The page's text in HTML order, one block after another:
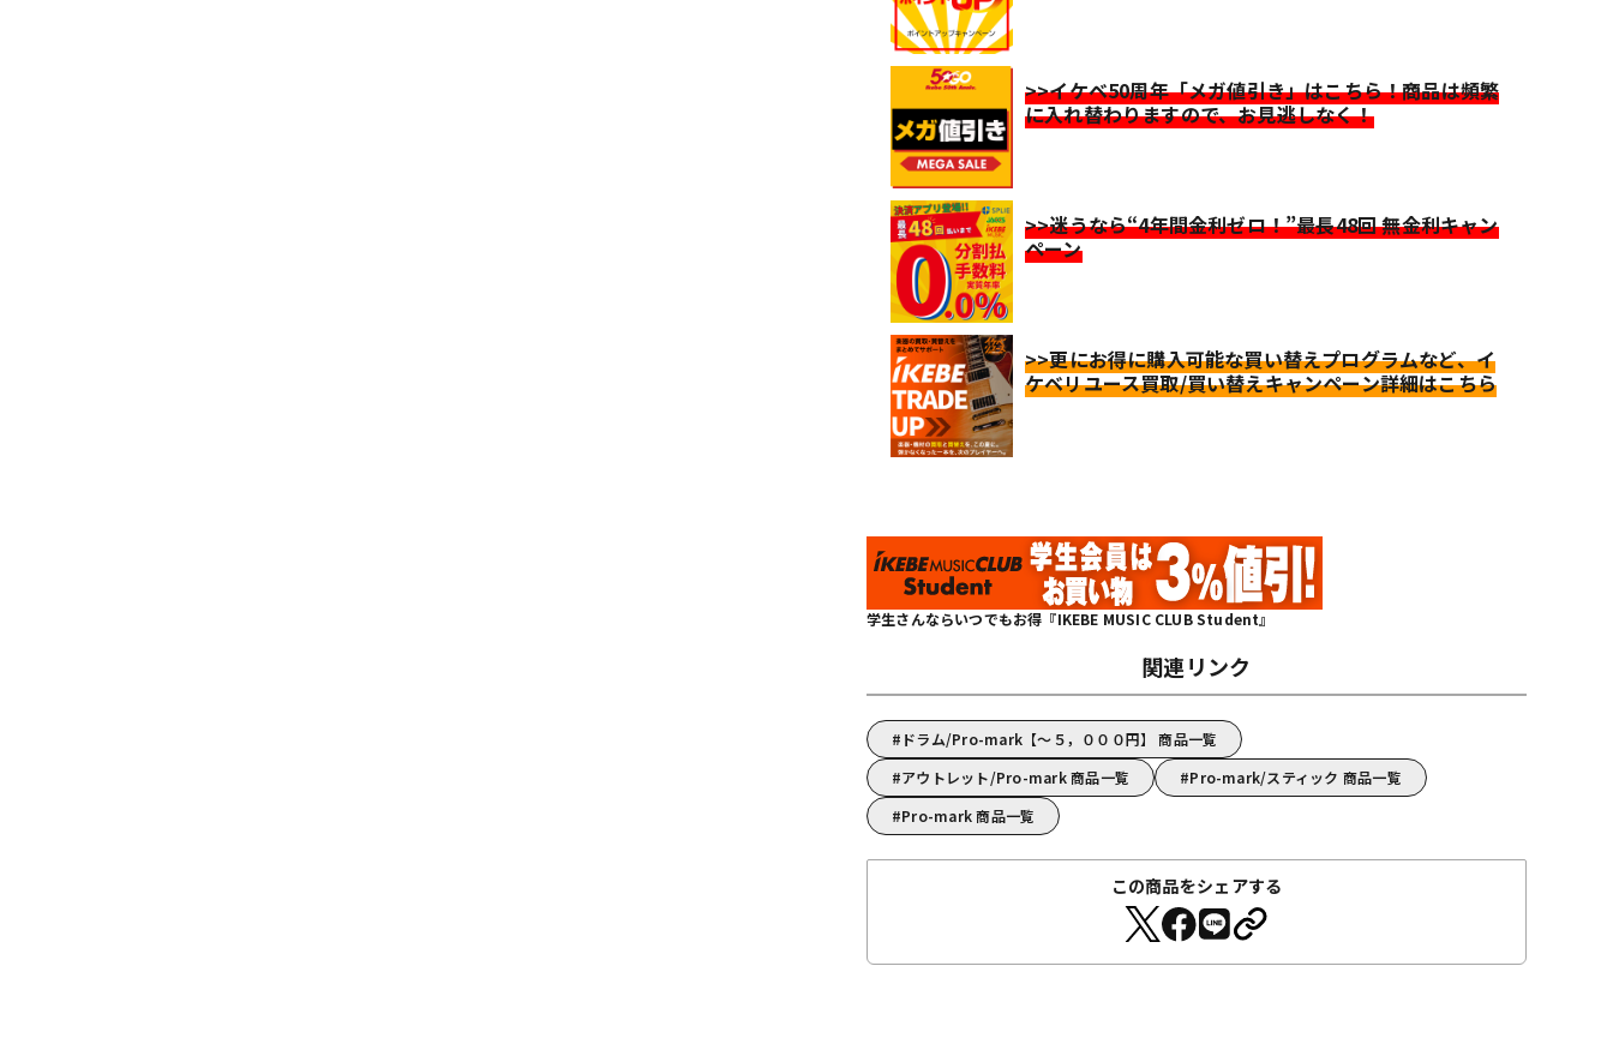
>>イケベ50周年「メガ値引き」はこちら！商品は頻繁
に入れ替わりますので、お見逃しなく！
>>迷うなら“4年間金利ゼロ！”最長48回 無金利キャン
ペーン
>>更にお得に購入可能な買い替えプログラムなど、イ
ケベリユース買取/買い替えキャンペーン詳細はこちら
学生さんならいつでもお得『IKEBE MUSIC CLUB Student』
関連リンク
ドラム/Pro-mark【～５，０００円】 商品一覧
アウトレット/Pro-mark 商品一覧
Pro-mark/スティック 商品一覧
Pro-mark 商品一覧
この商品をシェアする